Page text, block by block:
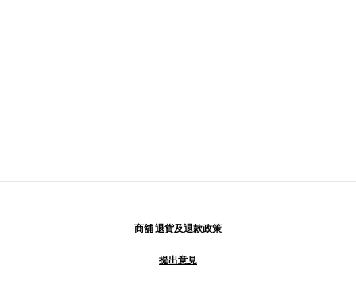
商舖退貨及退款政策
提出意見